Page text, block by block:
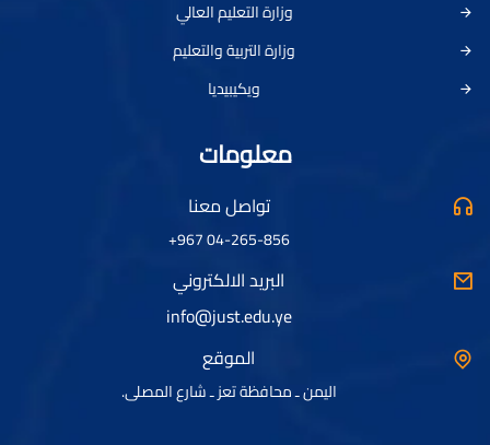
وزارة التعليم العالي
وزارة التربية والتعليم
ويكيبيديا
معلومات
تواصل معنا
04-265-856 967+
البريد الالكتروني
info@just.edu.ye
الموقع
اليمن ـ محافظة تعز ـ شارع المصلى.